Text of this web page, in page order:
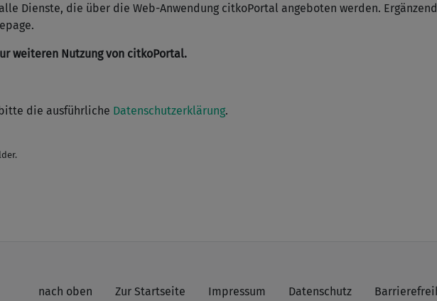
Dienste, die über die Web-Anwendung citkoPortal angeboten werden.
weiteren Nutzung von citkoPortal.
die ausführliche Datenschutzerklärung.
nach oben Zur Startseite Impressum Datenschutz